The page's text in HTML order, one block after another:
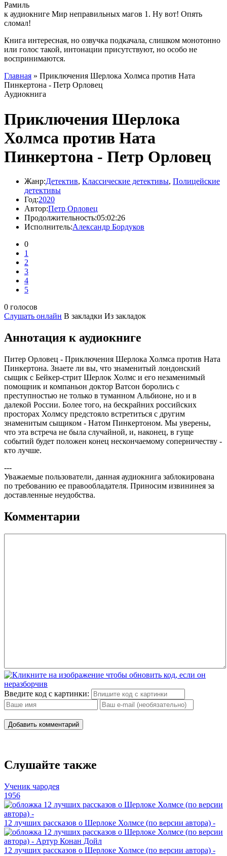
Рамиль
к аудиокниге Мир неправильных магов 1. Ну вот! Опять
сломал!
Книга интересная, но озвучка подкачала, слишком монотонно
или голос такой, интонации присутствуют, но особо не
воспринимаются.
Главная » Приключения Шерлока Холмса против Ната
Пинкертона - Петр Орловец
Аудиокнига
Приключения Шерлока
Холмса против Ната
Пинкертона - Петр Орловец
Жанр:Детектив, Классические детективы, Полицейские
детективы
Год:2020
Автор:Петр Орловец
Продолжительность:05:02:26
Исполнитель:Александр Бордуков
0
1
2
3
4
5
0 голосов
Слушать онлайн В закладки Из закладок
Аннотация к аудиокниге
Питер Орловец - Приключения Шерлока Холмса против Ната
Пинкертона. Знаете ли вы, что знаменитый лондонский
сыщик с Бейкер-стрит Шерлок Холмс и его незаменимый
помощник и компаньон доктор Ватсон боролись с
преступностью не только в туманном Альбионе, но и в
далекой России. Более того, на бескрайних российских
просторах Холмсу предстояло встретиться с другим
знаменитым сыщиком - Натом Пинкертоном. Мы уверены,
что эта встреча не была случайной, и, наконец, в гуще
событий будет положен конец нескончаемому соперничеству -
кто лучше.
---
Уважаемые пользователи, данная аудиокнига заблокирована
по требованию ее правообладателя. Приносим извининея за
доставленные неудобства.
Комментарии
Введите код с картинки:
Добавить комментарий
Слушайте также
Ученик чародея
1956
12 лучших рассказов о Шерлоке Холмсе (по версии автора) -
12 лучших рассказов о Шерлоке Холмсе (по версии автора) -